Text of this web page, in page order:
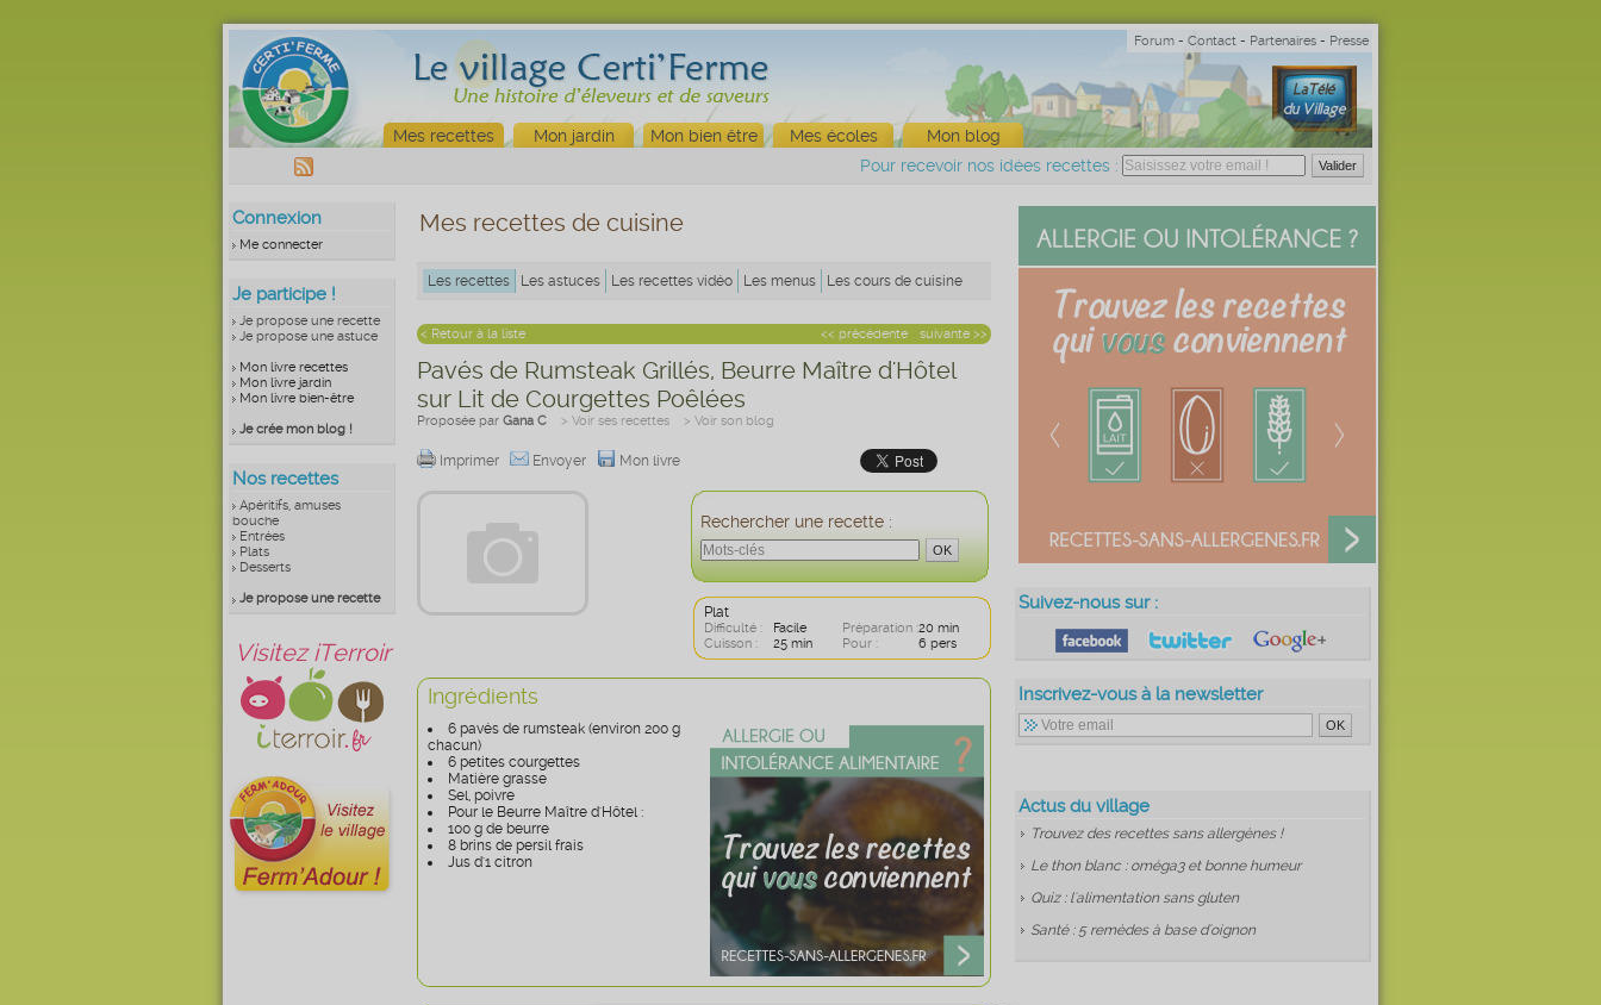
Forum - Contact - Partenaires - Presse
Mes recettes Mon jardin Mon bien être Mes écoles
Mon blog
Pour recevoir nos idées recettes :
Connexion
Me connecter
Je participe !
Je propose une recette
Je propose une astuce
Mon livre recettes
Mon livre jardin
Mon livre bien-être
Je crée mon blog !
Nos recettes
Apéritifs, amuses
bouche
Entrées
Plats
Desserts
Je propose une recette
Visitez iTerroir
Suivez-nous sur :
Inscrivez-vous à la newsletter
Actus du village
Trouvez des recettes sans allergènes !
Le thon blanc : oméga3 et bonne humeur
Quiz : l'alimentation sans gluten
Santé : 5 remèdes à base d'oignon
Mes recettes de cuisine
Les recettes Les astuces Les recettes vidéo Les menus Les cours de cuisine
suivante >>
<< précédente
< Retour à la liste
Pavés de Rumsteak Grillés, Beurre Maître d'Hôtel
sur Lit de Courgettes Poêlées
Proposée par Gana C > Voir ses recettes > Voir son blog
Imprimer Envoyer Mon livre
Rechercher une recette :
Plat
Difficulté : Facile Préparation :20 min
Cuisson :
25 min Pour : 6 pers
Ingrédients
6 pavés de rumsteak (environ 200 g
chacun)
6 petites courgettes
Matière grasse
Sel, poivre
Pour le Beurre Maître d'Hôtel :
100 g de beurre
8 brins de persil frais
Jus d'1 citron